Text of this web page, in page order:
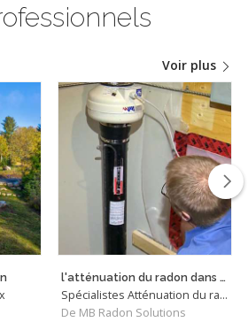
Voir plus
l'atténuation du radon dans un sous-sol recent au Québec
Spécialistes Atténuation du radon
De MB Radon Solutions